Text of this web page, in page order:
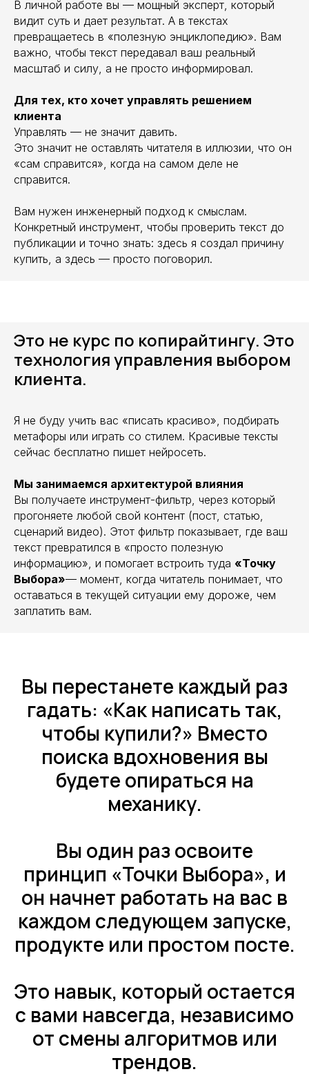
В личной работе вы — мощный эксперт, который
видит суть и дает результат. А в текстах
превращаетесь в «полезную энциклопедию». Вам
важно, чтобы текст передавал ваш реальный
масштаб и силу, а не просто информировал.
Для тех, кто хочет управлять решением
клиента
Управлять — не значит давить.
Это значит не оставлять читателя в иллюзии, что он
«сам справится», когда на самом деле не
справится.
Вам нужен инженерный подход к смыслам.
Конкретный инструмент, чтобы проверить текст до
публикации и точно знать: здесь я создал причину
купить, а здесь — просто поговорил.
Это не курс по копирайтингу. Это
технология управления выбором
клиента.
Я не буду учить вас «писать красиво», подбирать
метафоры или играть со стилем. Красивые тексты
сейчас бесплатно пишет нейросеть.
Мы занимаемся архитектурой влияния
Вы получаете инструмент-фильтр, через который
прогоняете любой свой контент (пост, статью,
сценарий видео). Этот фильтр показывает, где ваш
текст превратился в «просто полезную
информацию», и помогает встроить туда «Точку
Выбора»— момент, когда читатель понимает, что
оставаться в текущей ситуации ему дороже, чем
заплатить вам.
Вы перестанете каждый раз
гадать: «Как написать так,
чтобы купили?» Вместо
поиска вдохновения вы
будете опираться на
механику.
Вы один раз освоите
принцип «Точки Выбора», и
он начнет работать на вас в
каждом следующем запуске,
продукте или простом посте.
Это навык, который остается
с вами навсегда, независимо
от смены алгоритмов или
трендов.